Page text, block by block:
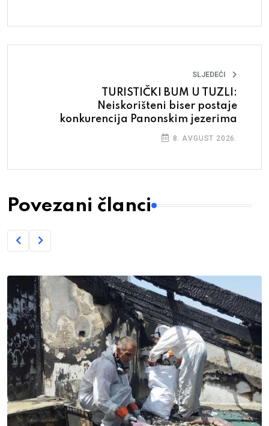
SLJEDEĆI
TURISTIČKI BUM U TUZLI:
Neiskorišteni biser postaje
konkurencija Panonskim jezerima
8. AVGUST 2026.
Povezani članci